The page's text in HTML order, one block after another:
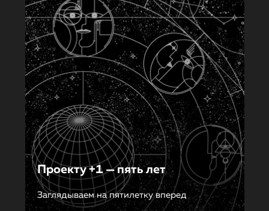
Проекту +1 — пять лет
Заглядываем на пятилетку вперед